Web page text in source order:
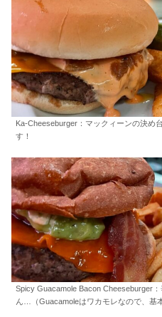
Ka-Cheeseburger：マックィーンの決め
す！
Spicy Guacamole Bacon Cheeseburger
ん…（Guacamoleはワカモレなので、基